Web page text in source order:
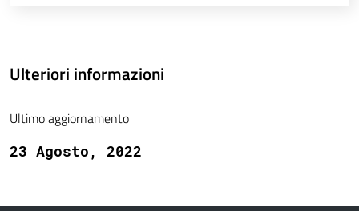
Ulteriori informazioni
Ultimo aggiornamento
23 Agosto, 2022